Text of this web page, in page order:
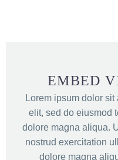
EMBED
Lorem ipsum dolor
elit, sed do eiusmod
dolore magna aliqua.
nostrud exercitation
dolore magna